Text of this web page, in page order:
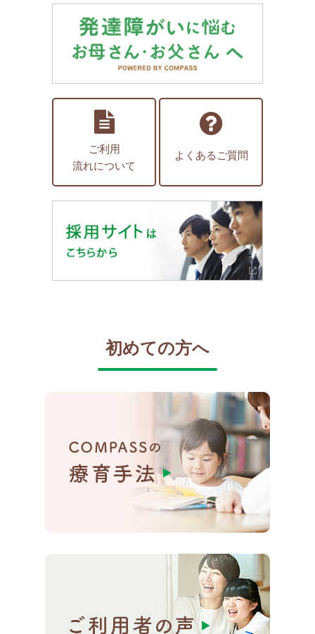
ご利用
流れについて
よくあるご質問
初めての方へ